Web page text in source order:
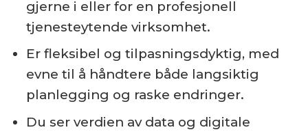
gjerne i eller for en profesjonell
tjenesteytende virksomhet.
Er fleksibel og tilpasningsdyktig, med
evne til å håndtere både langsiktig
planlegging og raske endringer.
Du ser verdien av data og digitale